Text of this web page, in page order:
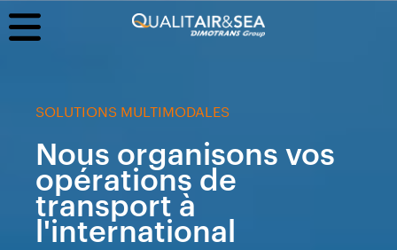
SOLUTIONS MULTIMODALES
Nous organisons vos
opérations de
transport à
l'international